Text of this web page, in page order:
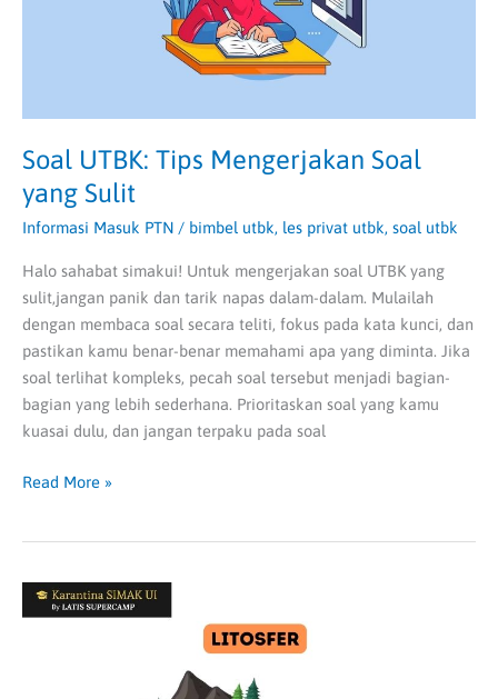
Soal UTBK: Tips Mengerjakan Soal
yang Sulit
Informasi Masuk PTN / bimbel utbk, les privat utbk, soal utbk
Halo sahabat simakui! Untuk mengerjakan soal UTBK yang
sulit,jangan panik dan tarik napas dalam-dalam. Mulailah
dengan membaca soal secara teliti, fokus pada kata kunci, dan
pastikan kamu benar-benar memahami apa yang diminta. Jika
soal terlihat kompleks, pecah soal tersebut menjadi bagian-
bagian yang lebih sederhana. Prioritaskan soal yang kamu
kuasai dulu, dan jangan terpaku pada soal
Read More »
Litosfer:
Definisi